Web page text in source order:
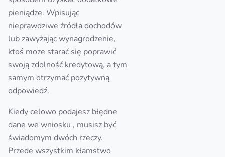
pieniądze. Wpisując
nieprawdziwe źródła dochodów
lub zawyżając wynagrodzenie,
ktoś może starać się poprawić
swoją zdolność kredytową, a tym
samym otrzymać pozytywną
odpowiedź.
Kiedy celowo podajesz błędne
dane we wniosku , musisz być
świadomym dwóch rzeczy.
Przede wszystkim kłamstwo